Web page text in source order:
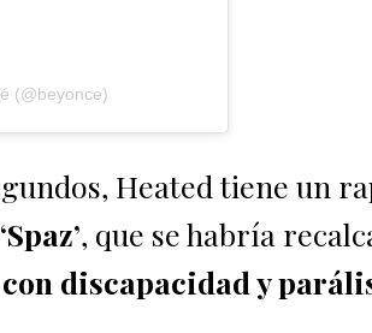
(@beyonce)
Heated tiene un
, que se habría
discapacidad y